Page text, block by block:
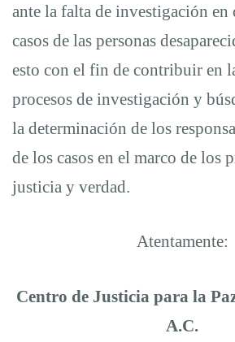
ante la falta de investigación en
casos de las personas
esto con el fin de contribuir en
procesos de investigación y
la determinación de los
de los casos en el marco de los
justicia y verdad.
Atentamente:
Centro de Justicia para la
A.C.